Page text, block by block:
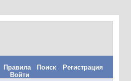
Правила Поиск
Регистрация
Войти